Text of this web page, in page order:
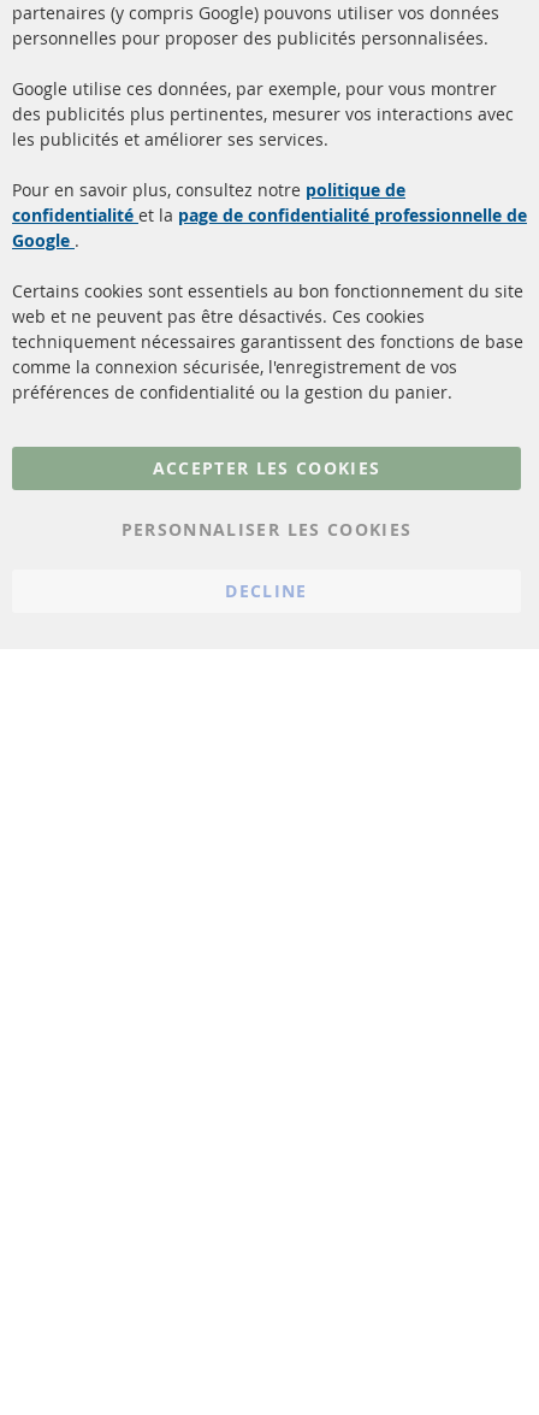
+49 (0) 4533 799000
info@contra-automotive.de
facebook
instagram
Filtres à particules diesel
(FPD)
Catalyseur (CAT)
Capteurs
Matériel de montage
à propos de nous
livraison
Contact
Résilier le contrat
Plus de liens
Conditions générales
partenaires (y compris Google) pouvons utiliser vos données
personnelles pour proposer des publicités personnalisées.
Google utilise ces données, par exemple, pour vous montrer
des publicités plus pertinentes, mesurer vos interactions avec
les publicités et améliorer ses services.
Pour en savoir plus, consultez notre politique de
confidentialité et la page de confidentialité professionnelle de
Google .
Certains cookies sont essentiels au bon fonctionnement du site
web et ne peuvent pas être désactivés. Ces cookies
techniquement nécessaires garantissent des fonctions de base
comme la connexion sécurisée, l'enregistrement de vos
préférences de confidentialité ou la gestion du panier.
ACCEPTER LES COOKIES
PERSONNALISER LES COOKIES
DECLINE